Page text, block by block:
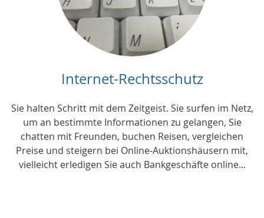
Internet-Rechtsschutz
Sie halten Schritt mit dem Zeitgeist. Sie surfen im Netz,
um an bestimmte Informationen zu gelangen, Sie
chatten mit Freunden, buchen Reisen, vergleichen
Preise und steigern bei Online-Auktionshäusern mit,
vielleicht erledigen Sie auch Bankgeschäfte online...